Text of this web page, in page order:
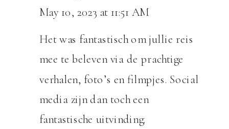
May 10, 2023 at 11:51 AM
Het was fantastisch om jullie reis
mee te beleven via de prachtige
verhalen, foto’s en filmpjes. Social
media zijn dan toch een
fantastische uitvinding.